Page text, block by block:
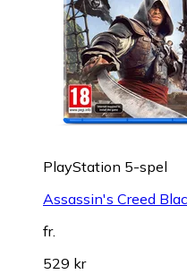
PlayStation 5-spel
Assassin's Creed
fr.
529 kr